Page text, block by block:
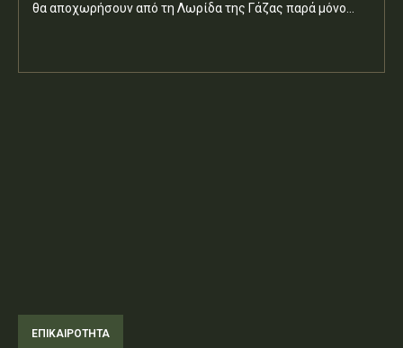
θα αποχωρήσουν από τη Λωρίδα της Γάζας παρά μόνο...
ΕΠΙΚΑΙΡΟΤΗΤΑ